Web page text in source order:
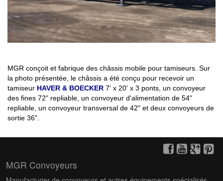
MGR conçoit et fabrique des châssis mobile pour tamiseurs. Sur
la photo présentée, le châssis a été conçu pour recevoir un
tamiseur HAVER & BOECKER 7' x 20' x 3 ponts, un convoyeur
des fines 72" repliable, un convoyeur d'alimentation de 54"
repliable, un convoyeur transversal de 42" et deux convoyeurs de
sortie 36".
MGR Convoyeurs